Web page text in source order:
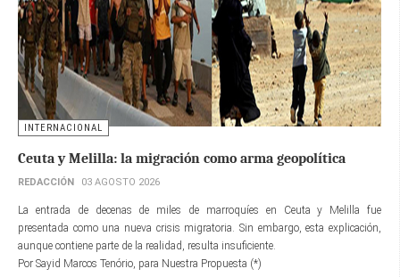
INTERNACIONAL
Ceuta y Melilla: la migración como arma geopolítica
REDACCIÓN 03 AGOSTO 2026
La entrada de decenas de miles de marroquíes en Ceuta y Melilla fue
presentada como una nueva crisis migratoria. Sin embargo, esta explicación,
aunque contiene parte de la realidad, resulta insuficiente.
Por Sayid Marcos Tenório, para Nuestra Propuesta (*)